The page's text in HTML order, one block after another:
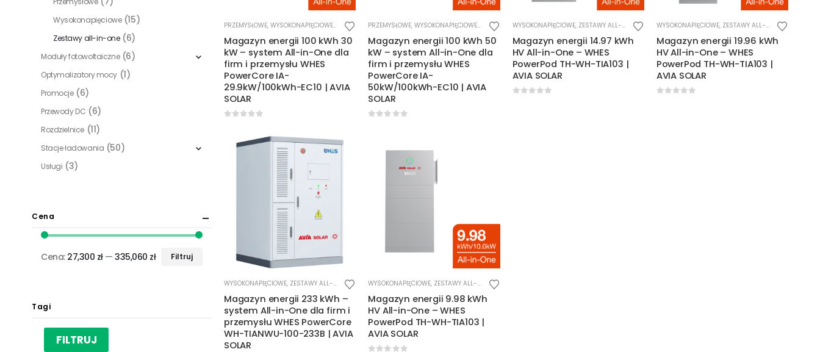
PRZEMYSŁOWE, WYSOKONAPIĘCIOWE, ZESTAWY ALL-IN-ONE
Magazyn energii 100 kWh 30
kW – system All-in-One dla
firm i przemysłu WHES
PowerCore IA-
29.9kW/100kWh-EC10 | AVIA
SOLAR
PRZEMYSŁOWE,WYSOKONAPIĘCIOWE, ZESTAWY ALL-IN-ONE
Magazyn energii 100 kWh 50
kW – system All-in-One dla
firm i przemysłu WHES
PowerCore IA-
50kW/100kWh-EC10 | AVIA
SOLAR
WYSOKONAPIĘCIOWE, ZESTAWY ALL-IN-ONE
Magazyn energii 14.97 kWh
HV All-in-One – WHES
PowerPod TH-WH-TIA103 |
AVIA SOLAR
WYSOKONAPIĘCIOWE, ZESTAWY ALL-IN-ONE
Magazyn energii 19.96 kWh
HV All-in-One – WHES
PowerPod TH-WH-TIA103 |
AVIA SOLAR
WYSOKONAPIĘCIOWE, ZESTAWY ALL-IN-ONE
Magazyn energii 233 kWh –
system All-in-One dla firm i
przemysłu WHES PowerCore
WH-TIANWU-100-233B | AVIA
SOLAR
WYSOKONAPIĘCIOWE, ZESTAWY ALL-IN-ONE
Magazyn energii 9.98 kWh
HV All-in-One – WHES
PowerPod TH-WH-TIA103 |
AVIA SOLAR
Wysokonapięciowe (15)
Zestawy all-in-one (6)
Moduły fotowoltaiczne (6)
Optymalizatory mocy (1)
Promocje (6)
Przewody DC (6)
Rozdzielnice (11)
Stacje ładowania (50)
Usługi (3)
Cena
Filtruj
Cena: 27,300 zł—335,060 zł
Tagi
FILTRUJ